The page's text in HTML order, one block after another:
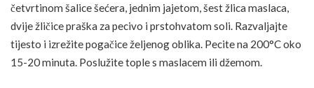
četvrtinom šalice šećera, jednim jajetom, šest žlica maslaca,
dvije žličice praška za pecivo i prstohvatom soli. Razvaljajte
tijesto i izrežite pogačice željenog oblika. Pecite na 200°C oko
15-20 minuta. Poslužite tople s maslacem ili džemom.